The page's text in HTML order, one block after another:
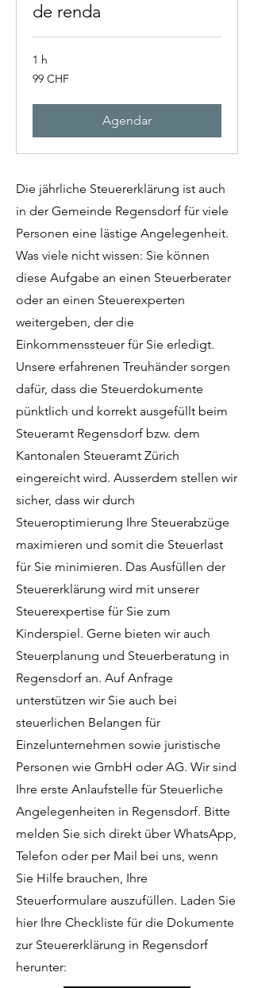
de renda
1 h
99
francos
99 CHF
Agendar
Die jährliche Steuererklärung ist auch
in der Gemeinde Regensdorf für viele
Personen eine lästige Angelegenheit.
Was viele nicht wissen: Sie können
diese Aufgabe an einen Steuerberater
oder an einen Steuerexperten
weitergeben, der die
Einkommenssteuer für Sie erledigt.
Unsere erfahrenen Treuhänder sorgen
dafür, dass die Steuerdokumente
pünktlich und korrekt ausgefüllt beim
Steueramt Regensdorf bzw. dem
Kantonalen Steueramt Zürich
eingereicht wird. Ausserdem stellen wir
sicher, dass wir durch
Steueroptimierung Ihre Steuerabzüge
maximieren und somit die Steuerlast
für Sie minimieren. Das Ausfüllen der
Steuererklärung wird mit unserer
Steuerexpertise für Sie zum
Kinderspiel. Gerne bieten wir auch
Steuerplanung und Steuerberatung in
Regensdorf an. Auf Anfrage
unterstützen wir Sie auch bei
steuerlichen Belangen für
Einzelunternehmen sowie juristische
Personen wie GmbH oder AG. Wir sind
Ihre erste Anlaufstelle für Steuerliche
Angelegenheiten in Regensdorf. Bitte
melden Sie sich direkt über WhatsApp,
Telefon oder per Mail bei uns, wenn
Sie Hilfe brauchen, Ihre
Steuerformulare auszufüllen. Laden Sie
hier Ihre Checkliste für die Dokumente
zur Steuererklärung in Regensdorf
herunter: